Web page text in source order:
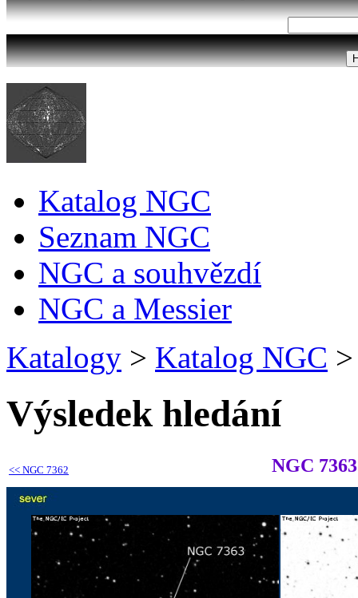
Katalog NGC
Seznam NGC
NGC a souhvězdí
NGC a Messier
Katalogy > Katalog NGC >
Výsledek hledání
<< NGC 7362 NGC 7363